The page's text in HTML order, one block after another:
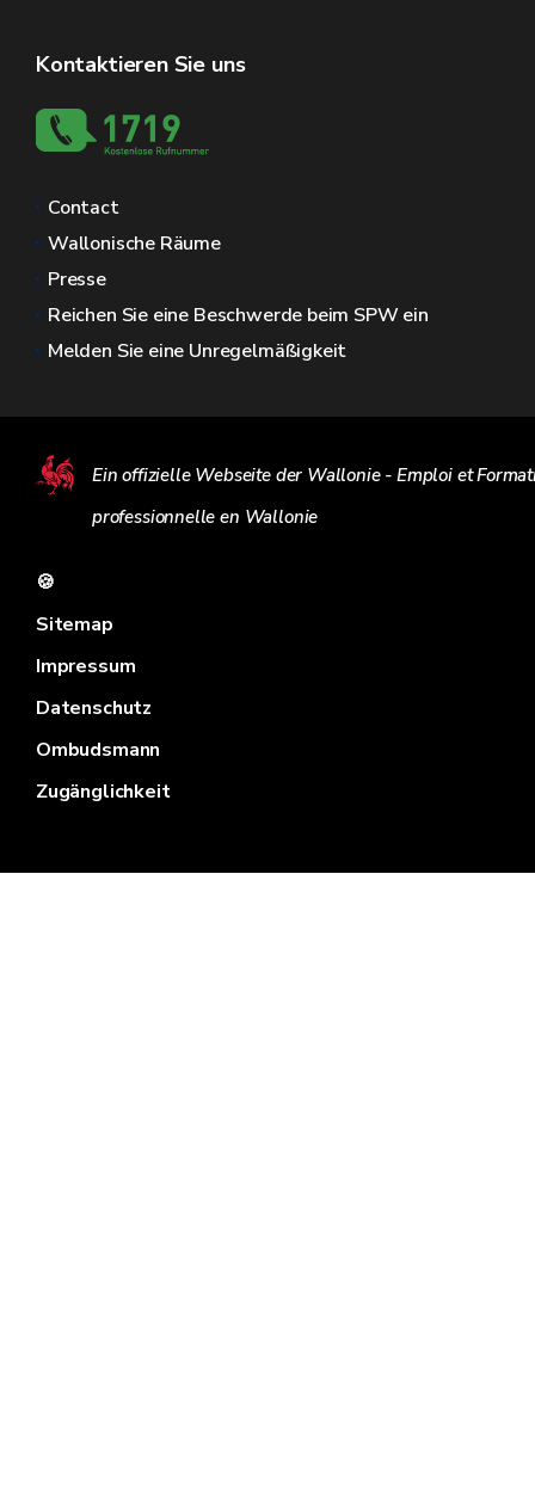
Kontaktieren Sie uns
Contact
Wallonische Räume
Presse
Reichen Sie eine Beschwerde beim SPW ein
Melden Sie eine Unregelmäßigkeit
Ein offizielle Webseite der Wallonie - Emploi et
professionnelle en Wallonie
🍪
Sitemap
Impressum
Datenschutz
Ombudsmann
Zugänglichkeit